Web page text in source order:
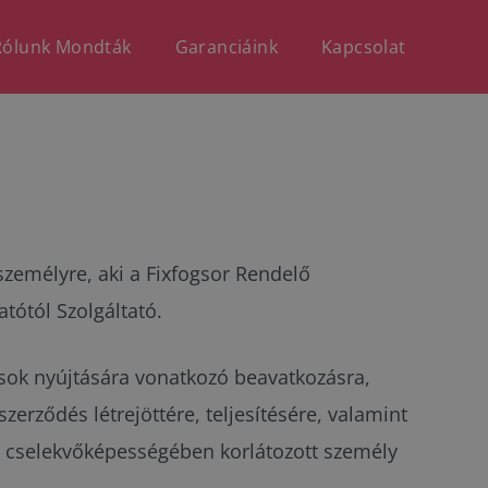
Mondták Garanciáink Kapcsolat
aki a Fixfogsor Rendelő
Szolgáltató.
nyújtására vonatkozó beavatkozásra,
létrejöttére, teljesítésére, valamint
korlátozott személy